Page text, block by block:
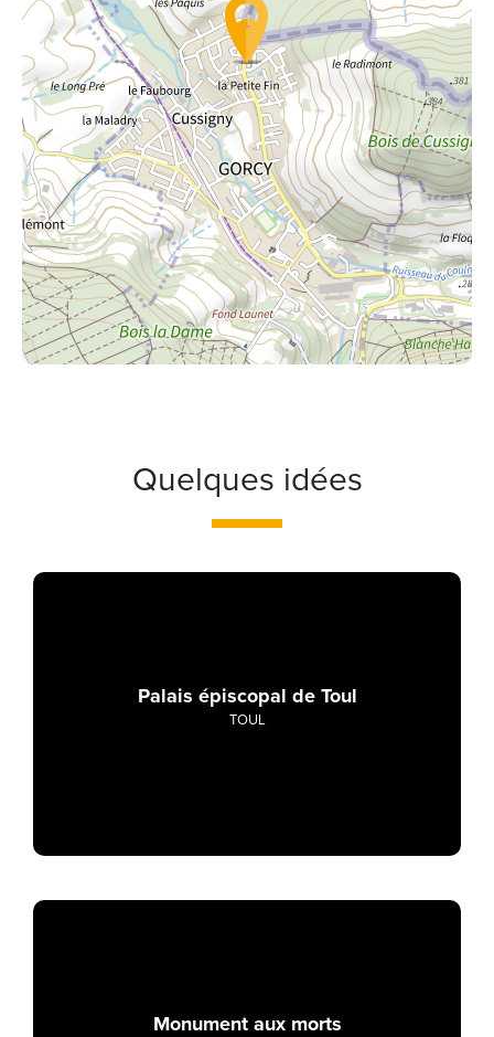
Quelques idées
Palais épiscopal de Toul
TOUL
Monument aux morts